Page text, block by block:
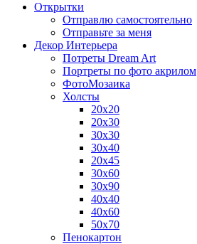
Открытки
Отправлю самостоятельно
Отправьте за меня
Декор Интерьера
Потреты Dream Art
Портреты по фото акрилом
ФотоМозаика
Холсты
20х20
20х30
30х30
30х40
20х45
30х60
30х90
40х40
40х60
50х70
Пенокартон